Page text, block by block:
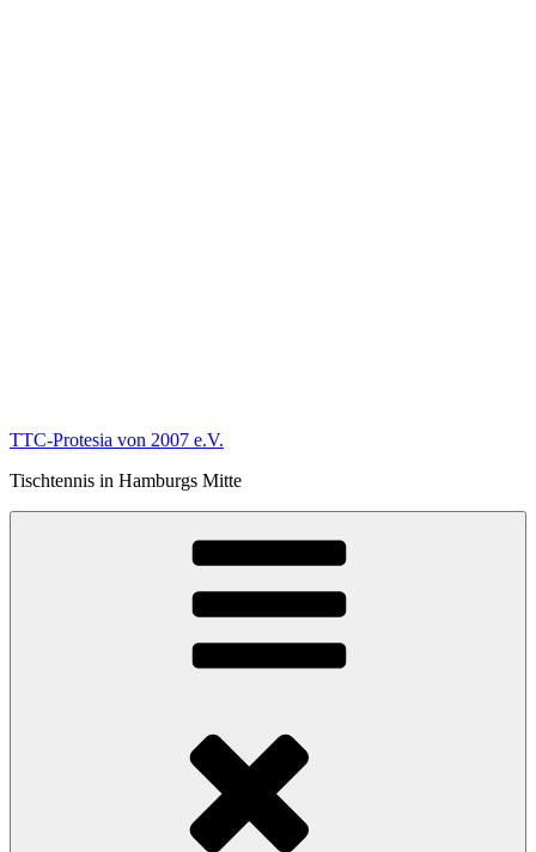
TTC-Protesia von 2007 e.V.
Tischtennis in Hamburgs Mitte